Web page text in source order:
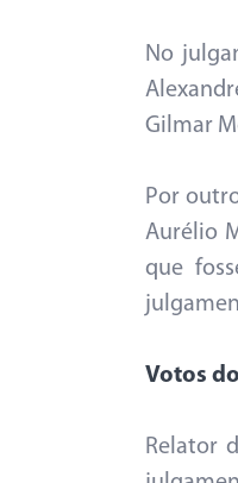
No
Gilmar
Por
Aurélio
que
Votos
Relator